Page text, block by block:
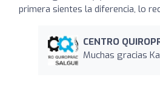
primera sientes la diferencia, lo
CENTRO
Muchas gracias